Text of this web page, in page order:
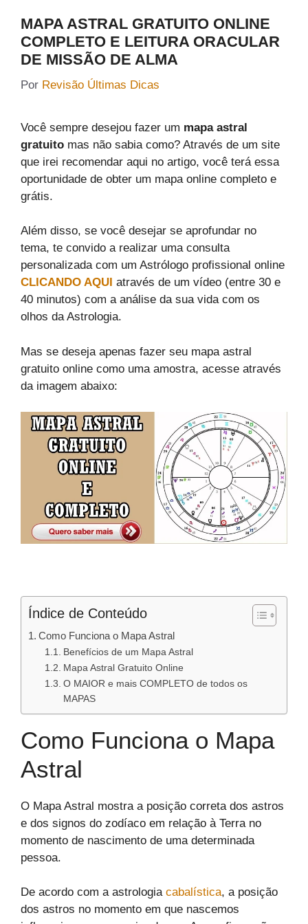
MAPA ASTRAL GRATUITO ONLINE
COMPLETO E LEITURA ORACULAR
DE MISSÃO DE ALMA
Por Revisão Últimas Dicas
Você sempre desejou fazer um mapa astral
gratuito mas não sabia como? Através de um site
que irei recomendar aqui no artigo, você terá essa
oportunidade de obter um mapa online completo e
grátis.
Além disso, se você desejar se aprofundar no
tema, te convido a realizar uma consulta
personalizada com um Astrólogo profissional online
CLICANDO AQUI através de um vídeo (entre 30 e
40 minutos) com a análise da sua vida com os
olhos da Astrologia.
Mas se deseja apenas fazer seu mapa astral
gratuito online como uma amostra, acesse através
da imagem abaixo:
Índice de Conteúdo
Como Funciona o Mapa Astral
Benefícios de um Mapa Astral
Mapa Astral Gratuito Online
O MAIOR e mais COMPLETO de todos os
MAPAS
Como Funciona o Mapa
Astral
O Mapa Astral mostra a posição correta dos astros
e dos signos do zodíaco em relação à Terra no
momento de nascimento de uma determinada
pessoa.
De acordo com a astrologia cabalística, a posição
dos astros no momento em que nascemos